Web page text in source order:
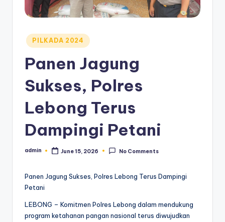
Posted
in
PILKADA 2024
Panen Jagung
Sukses, Polres
Lebong Terus
Dampingi Petani
Posted
admin June 15, 2026 No Comments
Panen Jagung Sukses, Polres Lebong Terus Dampingi
Petani
LEBONG – Komitmen Polres Lebong dalam mendukung
program ketahanan pangan nasional terus diwujudkan